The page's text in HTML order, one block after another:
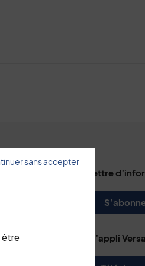
La lettre
L’appli
sans accepter
être